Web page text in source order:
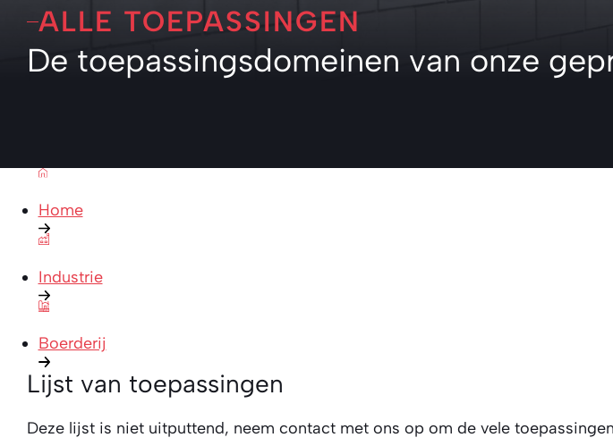
ALLE TOEPASSINGEN
De toepassingsdomeinen van onze
Home
Industrie
Boerderij
Lijst van toepassingen
Deze lijst is niet uitputtend, neem contact met ons op om de vele